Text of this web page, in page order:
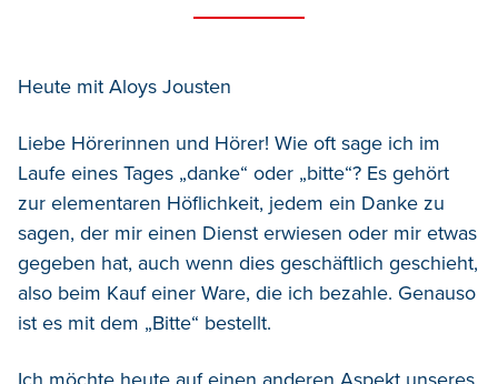
Heute mit Aloys Jousten
Liebe Hörerinnen und Hörer! Wie oft sage ich im
Laufe eines Tages „danke“ oder „bitte“? Es gehört
zur elementaren Höflichkeit, jedem ein Danke zu
sagen, der mir einen Dienst erwiesen oder mir etwas
gegeben hat, auch wenn dies geschäftlich geschieht,
also beim Kauf einer Ware, die ich bezahle. Genauso
ist es mit dem „Bitte“ bestellt.